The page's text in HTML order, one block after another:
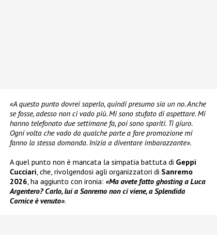
«A questo punto dovrei saperlo, quindi presumo sia un no. Anche
se fosse, adesso non ci vado più. Mi sono stufato di aspettare. Mi
hanno telefonato due settimane fa, poi sono spariti. Ti giuro.
Ogni volta che vado da qualche parte a fare promozione mi
fanno la stessa domanda. Inizia a diventare imbarazzante».
A quel punto non è mancata la simpatia battuta di Geppi
Cucciari, che, rivolgendosi agli organizzatori di Sanremo
2026, ha aggiunto con ironia: «Ma avete fatto ghosting a Luca
Argentero? Carlo, lui a Sanremo non ci viene, a Splendida
Cornice è venuto».